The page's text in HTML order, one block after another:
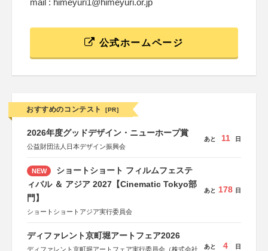
mail : himeyuri1@himeyuri.or.jp
公式ホームページ
おすすめのコンテスト [PR]
2026年度グッドデザイン・ニューホープ賞
公益財団法人日本デザイン振興会
あと 11 日
NEW
ショートショート フィルムフェステ
ィバル ＆ アジア 2027【Cinematic Tokyo部
門】
ショートショートアジア実行委員会
あと 178 日
ディファレント京町堀アートフェア2026
ディファレント京町堀アートフェア実行委員会（株式会社 あと 4 日